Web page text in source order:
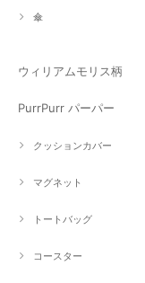
傘
ウィリアムモリス柄
PurrPurr パーパー
クッションカバー
マグネット
トートバッグ
コースター